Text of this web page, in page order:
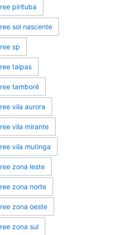
pirituba
sol nascente
sp
taipas
tamboré
vila aurora
vila mirante
vila mutinga
zona leste
zona norte
zona oeste
zona sul